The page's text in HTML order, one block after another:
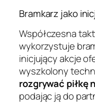
Bramkarz jako
Współczesna
wykorzystuje
inicjujący akcje
wyszkolony
rozgrywać piłkę
podając ją do